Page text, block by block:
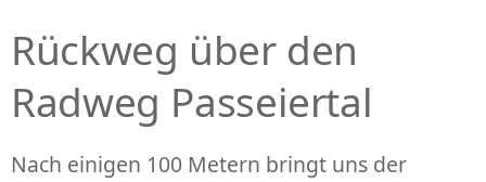
Rückweg über den
Radweg Passeiertal
Nach einigen 100 Metern bringt uns der